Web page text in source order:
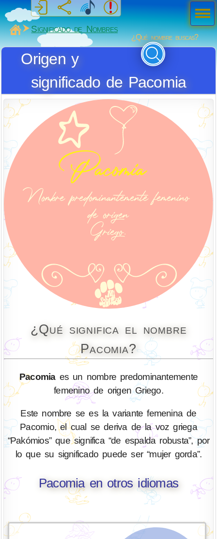
MiSabueso
Significado de Nombres
¿Qué nombre buscas?
Origen y
significado de Pacomia
¿Qué significa el nombre
Pacomia?
Pacomiaes un nombre predominantemente
femenino de origen Griego.
Este nombre se es la variante femenina de
Pacomio, el cual se deriva de la voz griega
“Pakómios” que significa “de espalda robusta”, por
lo que su significado puede ser “mujer gorda”.
Pacomia en otros idiomas
Men
ú